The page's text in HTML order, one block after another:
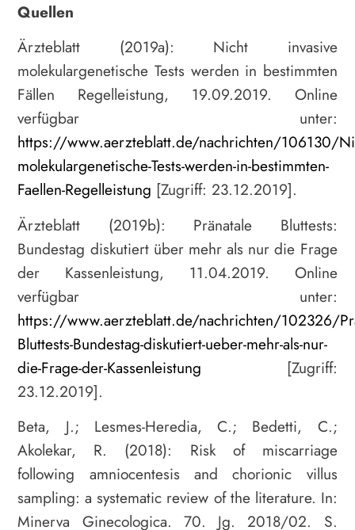
Quellen
Ärzteblatt (2019a): Nicht invasive
molekulargenetische Tests werden in bestimmten
Fällen Regelleistung, 19.09.2019. Online
verfügbar unter:
https://www.aerzteblatt.de/nachrichten/106130/
molekulargenetische-Tests-werden-in-bestimmten-
Faellen-Regelleistung [Zugriff: 23.12.2019].
Ärzteblatt (2019b): Pränatale Bluttests:
Bundestag diskutiert über mehr als nur die Frage
der Kassenleistung, 11.04.2019. Online
verfügbar unter:
https://www.aerzteblatt.de/nachrichten/102326/
Bluttests-Bundestag-diskutiert-ueber-mehr-als-nur-
die-Frage-der-Kassenleistung [Zugriff:
23.12.2019].
Beta, J.; Lesmes-Heredia, C.; Bedetti, C.;
Akolekar, R. (2018): Risk of miscarriage
following amniocentesis and chorionic villus
sampling: a systematic review of the literature. In:
Minerva Ginecologica. 70. Jg. 2018/02. S.